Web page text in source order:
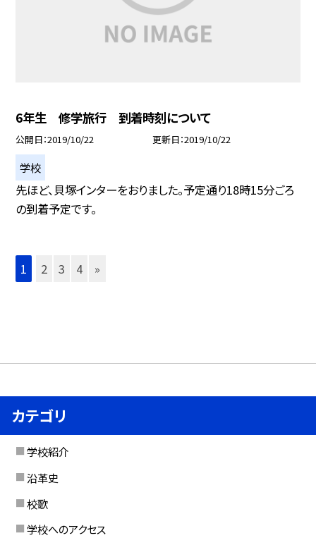
6年生 修学旅行 到着時刻について
公開日 2019/10/22 更新日 2019/10/22
学校
先ほど、貝塚インターをおりました。予定通り18時15分ごろ
の到着予定です。
1 2 3 4 »
カテゴリ
学校紹介
沿革史
校歌
学校へのアクセス